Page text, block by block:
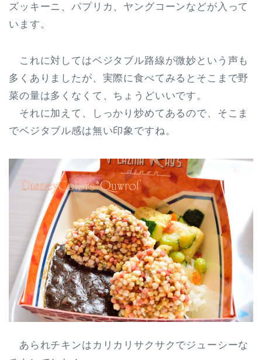
ズッキーニ、パプリカ、ヤングコーンなどが入って
います。
これに対してはベジタブル路線が微妙という声も
多くありましたが、実際に食べてみるとそこまで野
菜の量は多くなくて、ちょうどいいです。
それに加えて、しっかり炒めてあるので、そこま
でベジタブル感は無い印象ですね。
あられチキンはカリカリサクサクでジューシーな